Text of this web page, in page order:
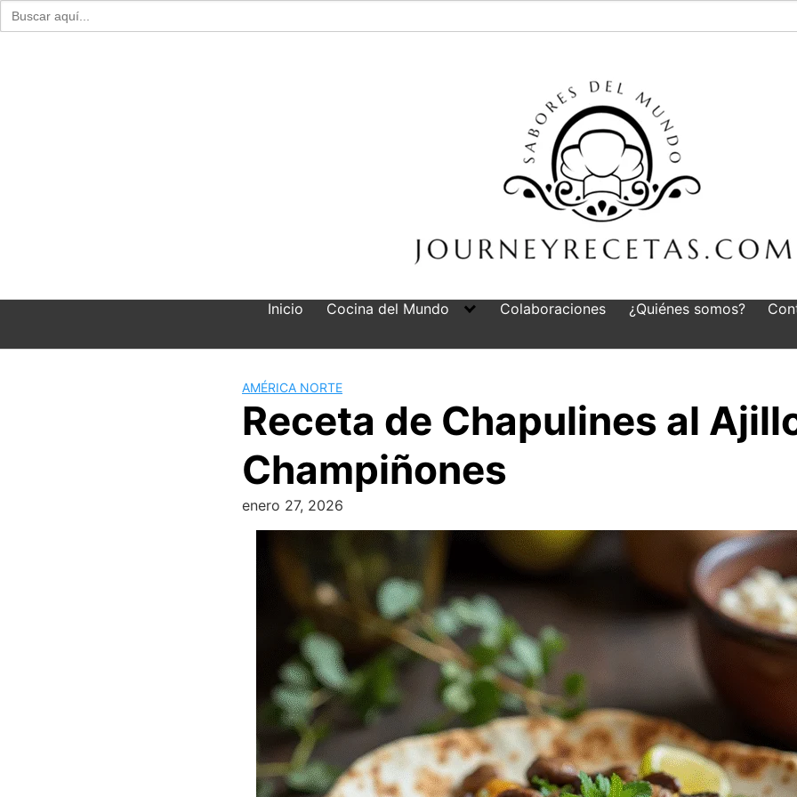
Buscar:
Inicio Cocina del Mundo Colaboraciones ¿Quiénes somos?
AMÉRICA NORTE
Receta de Chapulines al
Champiñones
enero 27, 2026